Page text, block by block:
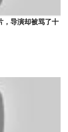
，导演却被骂了十